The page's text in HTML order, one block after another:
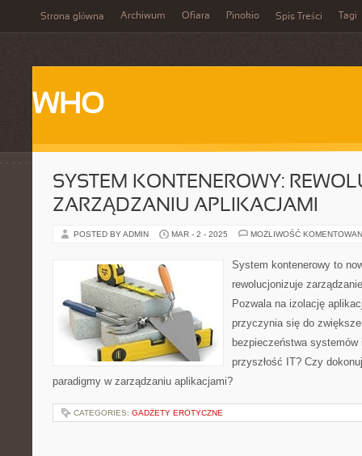
Strona główna Archiwum Ofiara Pinokio Spis Treści Tagi
WHO
SYSTEM KONTENEROWY:
ZARZĄDZANIU APLIKACJAMI
POSTED BY ADMIN MAR - 2 - 2025 MOŻLIWOŚĆ
System kontenerowy to
rewolucjonizuje
Pozwala na izolację
przyczynia się do
bezpieczeństwa
przyszłość IT? Czy
paradigmy w zarządzaniu aplikacjami?
CATEGORIES: GADŻETY EROTYCZNE